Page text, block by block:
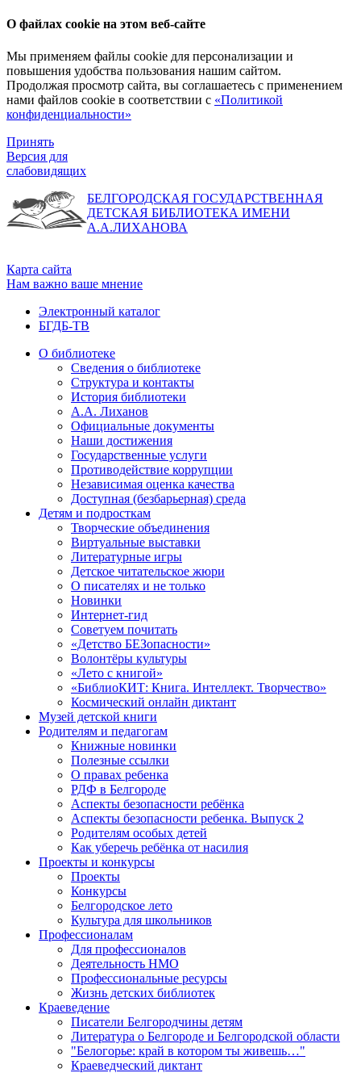
О файлах cookie на этом веб-сайте
Мы применяем файлы cookie для персонализации и
повышения удобства пользования нашим сайтом.
Продолжая просмотр сайта, вы соглашаетесь с применением
нами файлов cookie в соответствии с «Политикой
конфиденциальности»
Принять
Версия для
слабовидящих
БЕЛГОРОДСКАЯ ГОСУДАРСТВЕННАЯ
ДЕТСКАЯ БИБЛИОТЕКА ИМЕНИ
А.А.ЛИХАНОВА
Карта сайта
Нам важно ваше мнение
Электронный каталог
БГДБ-ТВ
О библиотеке
Сведения о библиотеке
Структура и контакты
История библиотеки
А.А. Лиханов
Официальные документы
Наши достижения
Государственные услуги
Противодействие коррупции
Независимая оценка качества
Доступная (безбарьерная) среда
Детям и подросткам
Творческие объединения
Виртуальные выставки
Литературные игры
Детское читательское жюри
О писателях и не только
Новинки
Интернет-гид
Советуем почитать
«Детство БЕЗопасности»
Волонтёры культуры
«Лето с книгой»
«БиблиоКИТ: Книга. Интеллект. Творчество»
Космический онлайн диктант
Музей детской книги
Родителям и педагогам
Книжные новинки
Полезные ссылки
О правах ребенка
РДФ в Белгороде
Аспекты безопасности ребёнка
Аспекты безопасности ребенка. Выпуск 2
Родителям особых детей
Как уберечь ребёнка от насилия
Проекты и конкурсы
Проекты
Конкурсы
Белгородское лето
Культура для школьников
Профессионалам
Для профессионалов
Деятельность НМО
Профессиональные ресурсы
Жизнь детских библиотек
Краеведение
Писатели Белгородчины детям
Литература о Белгороде и Белгородской области
"Белогорье: край в котором ты живешь…"
Краеведческий диктант